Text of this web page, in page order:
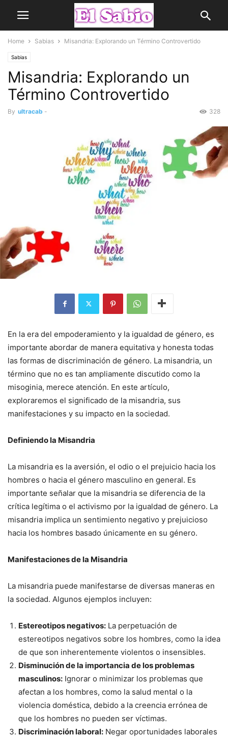
Home Sabias Misandria: Explorando un Término Controvertido
Sabias
Misandria: Explorando un
Término Controvertido
By ultracab - 328
En la era del empoderamiento y la igualdad de género, es
importante abordar de manera equitativa y honesta todas
las formas de discriminación de género. La misandria, un
término que no es tan ampliamente discutido como la
misoginia, merece atención. En este artículo,
exploraremos el significado de la misandria, sus
manifestaciones y su impacto en la sociedad.
Definiendo la Misandria
La misandria es la aversión, el odio o el prejuicio hacia los
hombres o hacia el género masculino en general. Es
importante señalar que la misandria se diferencia de la
crítica legítima o el activismo por la igualdad de género. La
misandria implica un sentimiento negativo y prejuicioso
hacia los hombres basado únicamente en su género.
Manifestaciones de la Misandria
La misandria puede manifestarse de diversas maneras en
la sociedad. Algunos ejemplos incluyen:
Estereotipos negativos: La perpetuación de
estereotipos negativos sobre los hombres, como la idea
de que son inherentemente violentos o insensibles.
Disminución de la importancia de los problemas
masculinos: Ignorar o minimizar los problemas que
afectan a los hombres, como la salud mental o la
violencia doméstica, debido a la creencia errónea de
que los hombres no pueden ser víctimas.
Discriminación laboral: Negar oportunidades laborales